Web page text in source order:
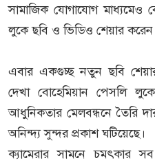
সামাজিক যোগাযোগ
লুকে ছবি ও ভিডিও শেয়ার করেন
এবার একগুচ্ছ নতুন ছবি
দেখা বোহেমিয়ান পেসলি
আধুনিকতার মেলবন্ধনে তৈরি
অনিন্দ্য সুন্দর প্রকাশ ঘটিয়েছে।
ক্যামেরার সামনে চমৎকার